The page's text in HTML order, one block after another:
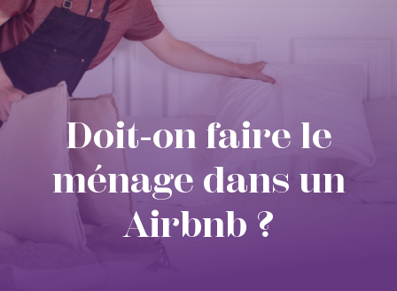
Doit-on faire le
ménage dans un
Airbnb ?